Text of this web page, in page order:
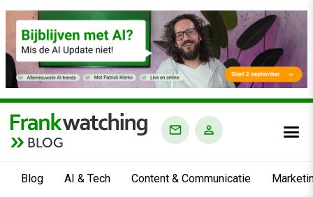
BLOG
Blog AI & Tech Content & Communicatie